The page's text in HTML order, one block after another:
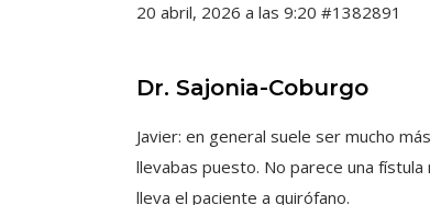
20 abril, 2026 a las 9:20 #1382891
Dr. Sajonia-Coburgo
Javier: en general suele ser mucho
llevabas puesto. No parece una
lleva el paciente a quirófano.